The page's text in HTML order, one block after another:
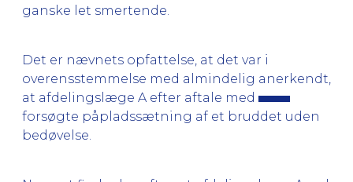
ganske let smertende.
Det er nævnets opfattelse, at det var i
overensstemmelse med almindelig anerkendt,
at afdelingslæge A efter aftale med
forsøgte påpladssætning af et bruddet uden
bedøvelse.